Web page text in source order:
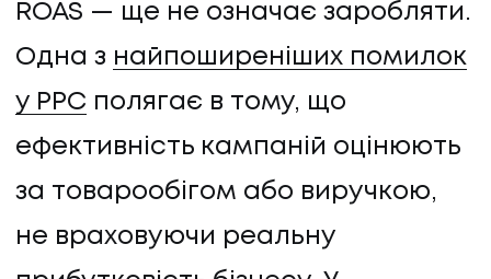
ROAS — ще не означає заробляти.
Одна з найпоширеніших помилок
у PPC полягає в тому, що
ефективність кампаній оцінюють
за товарообігом або виручкою,
не враховуючи реальну